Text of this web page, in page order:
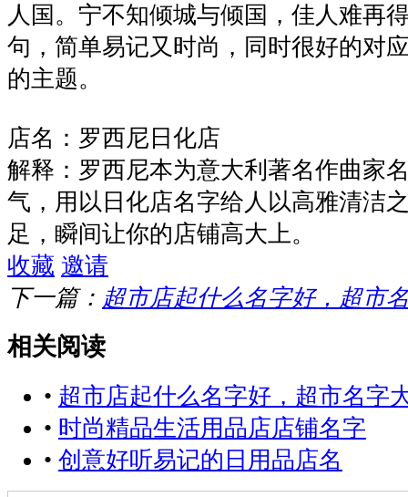
人国。宁不知倾城与倾国，佳人难再
句，简单易记又时尚，同时很好的对
的主题。
店名：罗西尼日化店
解释：罗西尼本为意大利著名作曲家
气，用以日化店名字给人以高雅清洁
足，瞬间让你的店铺高大上。
收藏 邀请
下一篇： 超市店起什么名字好，超市
相关阅读
• 超市店起什么名字好，超市名字
• 时尚精品生活用品店店铺名字
• 创意好听易记的日用品店名